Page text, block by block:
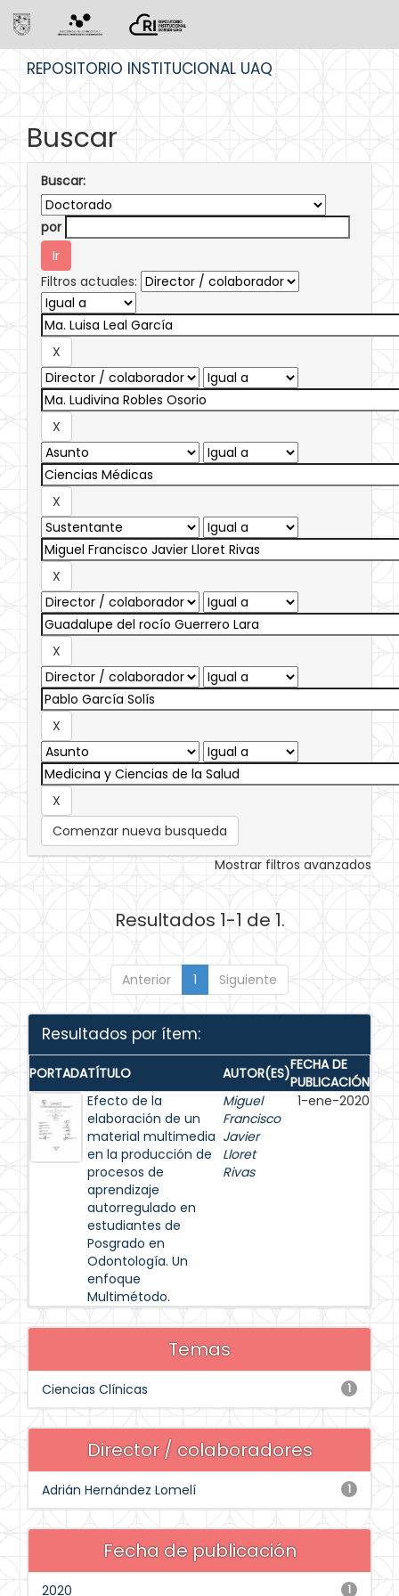
REPOSITORIO INSTITUCIONAL UAQ
Buscar
Buscar:
por
Filtros actuales:
Comenzar nueva busqueda
Mostrar filtros avanzados
Resultados 1-1 de 1.
Anterior 1 Siguiente
Resultados por ítem:
PORTADATÍTULO AUTOR(ES)FECHA DE
PUBLICACIÓN
Efecto de la
elaboración de un
material multimedia
en la producción de
procesos de
aprendizaje
autorregulado en
estudiantes de
Posgrado en
Odontología. Un
enfoque
Multimétodo.
Miguel
Francisco
Javier
Lloret
Rivas
1-ene-2020
Temas
1
Ciencias Clínicas
Director / colaboradores
1
Adrián Hernández Lomelí
Fecha de publicación
1
2020